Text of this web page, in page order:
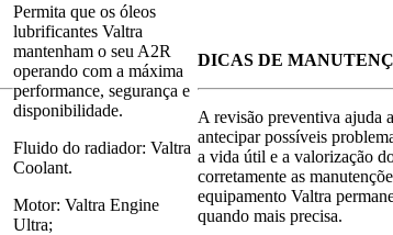
Permita que os óleos
lubrificantes Valtra
mantenham o seu A2R
operando com a máxima
performance, segurança e
disponibilidade.
Fluido do radiador: Valtra
Coolant.
Motor: Valtra Engine
Ultra;
DICAS DE
A revisão preventiva ajuda
antecipar possíveis
a vida útil e a valorização
corretamente as
equipamento Valtra
quando mais precisa.